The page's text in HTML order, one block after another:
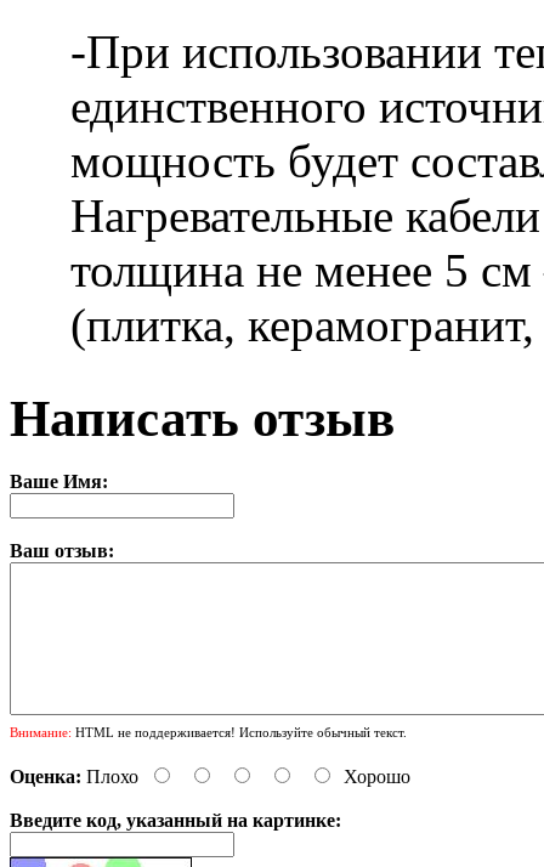
-При использовании
единственного
мощность будет
Нагревательные
толщина не менее 5
(плитка,
Написать отзыв
Ваше Имя:
Ваш отзыв:
Внимание: HTML не поддерживается! Используйте обычный текст.
Оценка: Плохо Хорошо
Введите код, указанный на картинке: